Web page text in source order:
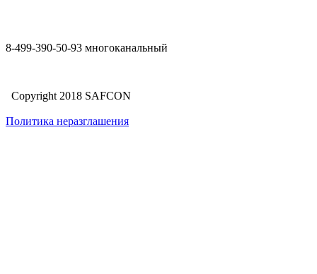
8-499-390-50-93 многоканальный
Copyright 2018 SAFCON
Политика неразглашения